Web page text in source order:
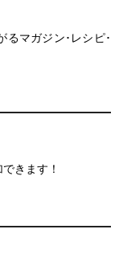
るマガジン･レシピ･
きます！